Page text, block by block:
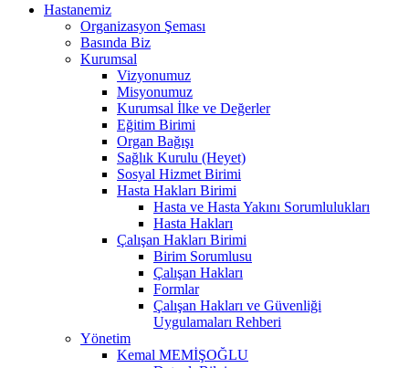
Hastanemiz
Organizasyon Şeması
Basında Biz
Kurumsal
Vizyonumuz
Misyonumuz
Kurumsal İlke ve Değerler
Eğitim Birimi
Organ Bağışı
Sağlık Kurulu (Heyet)
Sosyal Hizmet Birimi
Hasta Hakları Birimi
Hasta ve Hasta Yakını Sorumlulukları
Hasta Hakları
Çalışan Hakları Birimi
Birim Sorumlusu
Çalışan Hakları
Formlar
Çalışan Hakları ve Güvenliği
Uygulamaları Rehberi
Yönetim
Kemal MEMİŞOĞLU